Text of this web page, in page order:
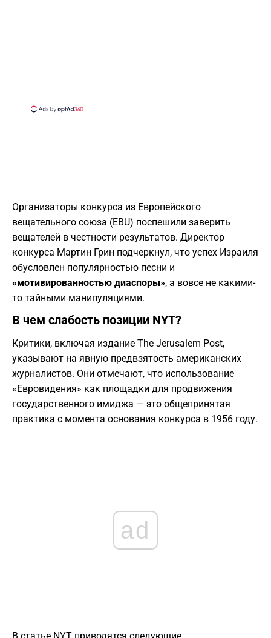
​Организаторы конкурса из Европейского
вещательного союза (EBU) поспешили заверить
вещателей в честности результатов. Директор
конкурса Мартин Грин подчеркнул, что успех Израиля
обусловлен популярностью песни и
«мотивированностью диаспоры», а вовсе не какими-
то тайными манипуляциями.
​В чем слабость позиции NYT?
​Критики, включая издание The Jerusalem Post,
указывают на явную предвзятость американских
журналистов. Они отмечают, что использование
«Евровидения» как площадки для продвижения
государственного имиджа — это общепринятая
практика с момента основания конкурса в 1956 году.
ad